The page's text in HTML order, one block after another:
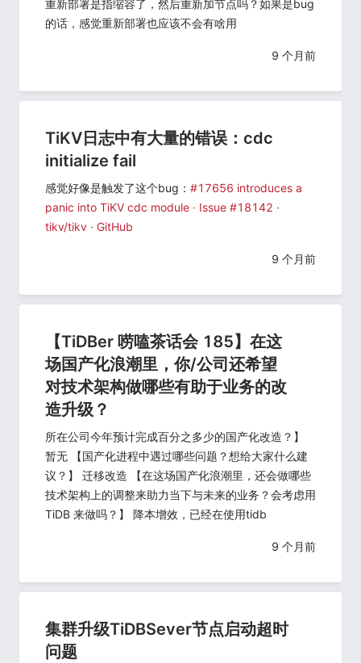
重新部署是指缩容了，然后重新加节点吗？如果是bug
的话，感觉重新部署也应该不会有啥用
9 个月前
TiKV日志中有大量的错误：cdc
initialize fail
感觉好像是触发了这个bug： #17656 introduces a
panic into TiKV cdc module · Issue #18142 ·
tikv/tikv · GitHub
9 个月前
【TiDBer 唠嗑茶话会 185】在这
场国产化浪潮里，你/公司还希望
对技术架构做哪些有助于业务的改
造升级？
所在公司今年预计完成百分之多少的国产化改造？】
暂无 【国产化进程中遇过哪些问题？想给大家什么建
议？】 迁移改造 【在这场国产化浪潮里，还会做哪些
技术架构上的调整来助力当下与未来的业务？会考虑用
TiDB 来做吗？】 降本增效，已经在使用tidb
9 个月前
集群升级TiDBSever节点启动超时
问题